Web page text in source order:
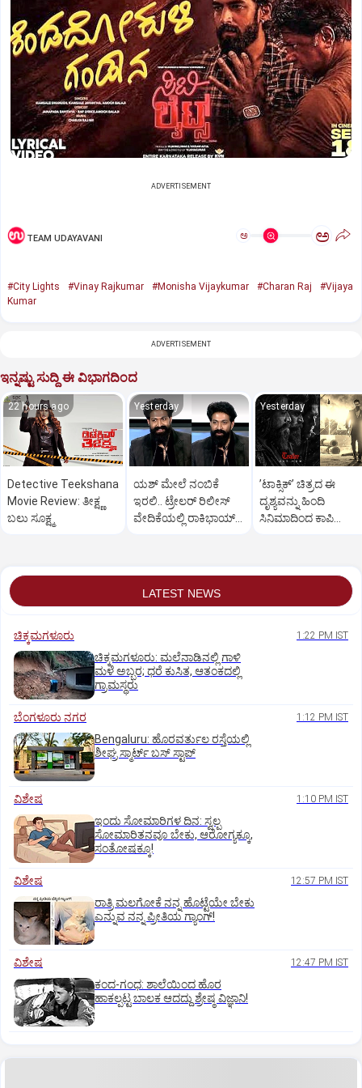
ADVERTISEMENT
TEAM UDAYAVANI ಅ ಅ
#City Lights #Vinay Rajkumar #Monisha Vijaykumar #Charan Raj
#Vijaya
Kumar
ADVERTISEMENT
ಇನ್ನಷ್ಟು ಸುದ್ದಿ ಈ ವಿಭಾಗದಿಂದ
22 hours ago
Detective Teekshana
Movie Review: ತೀಕ್ಷ್ಣ
ಬಲು ಸೂಕ್ಷ್ಮ
Yesterday
ಯಶ್‌ ಮೇಲೆ ನಂಬಿಕೆ
ಇರಲಿ.. ಟ್ರೇಲರ್‌ ರಿಲೀಸ್‌
ವೇದಿಕೆಯಲ್ಲಿ ರಾಕಿಭಾಯ್‌
Yesterday
ʼಟಾಕ್ಸಿಕ್‌ʼ ಚಿತ್ರದ ಈ
ದೃಶ್ಯವನ್ನು ಹಿಂದಿ
ಸಿನಿಮಾದಿಂದ ಕಾಪಿ
LATEST NEWS
ಚಿಕ್ಕಮಗಳೂರು 1:22 PM IST
ಚಿಕ್ಕಮಗಳೂರು: ಮಲೆನಾಡಿನಲ್ಲಿ ಗಾಳಿ
ಮಳೆ ಅಬ್ಬರ; ಧರೆ ಕುಸಿತ, ಆತಂಕದಲ್ಲಿ
ಗ್ರಾಮಸ್ಥರು
ಬೆಂಗಳೂರು ನಗರ 1:12 PM IST
Bengaluru: ಹೊರವರ್ತುಲ ರಸ್ತೆಯಲ್ಲಿ
ಶೀಘ್ರ ಸ್ಮಾರ್ಟ್‌ ಬಸ್‌ ಸ್ಟಾಪ್‌
ವಿಶೇಷ 1:10 PM IST
ಇಂದು ಸೋಮಾರಿಗಳ ದಿನ: ಸ್ವಲ್ಪ
ಸೋಮಾರಿತನವೂ ಬೇಕು, ಆರೋಗ್ಯಕ್ಕೂ,
ಸಂತೋಷಕ್ಕೂ!
ವಿಶೇಷ 12:57 PM IST
ರಾತ್ರಿ ಮಲಗೋಕೆ ನನ್ನ ಹೊಟ್ಟೆಯೇ ಬೇಕು
ಎನ್ನುವ ನನ್ನ ಪ್ರೀತಿಯ ಗ್ಯಾಂಗ್!
ವಿಶೇಷ 12:47 PM IST
ಕಂದ-ಗಂಧ: ಶಾಲೆಯಿಂದ ಹೊರ
ಹಾಕಲ್ಪಟ್ಟ ಬಾಲಕ ಆದದ್ದು ಶ್ರೇಷ್ಠ ವಿಜ್ಞಾನಿ!